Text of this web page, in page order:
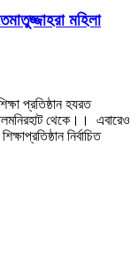
মহিলা
প্রতিষ্ঠান হযরত
থেকে।। এবারেও
নির্বাচিত